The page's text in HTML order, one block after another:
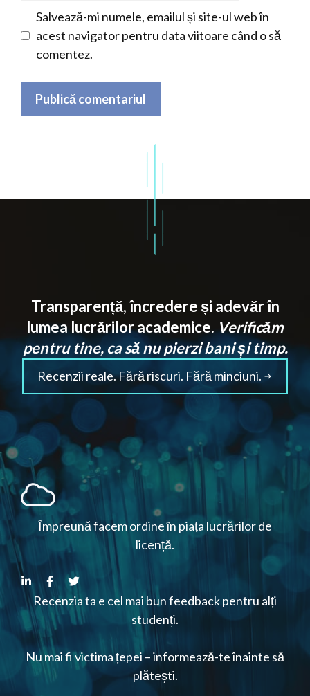
Salvează-mi numele, emailul și site-ul web în
acest navigator pentru data viitoare când o să
comentez.
Transparență, încredere și adevăr în
lumea lucrărilor academice. Verificăm
pentru tine, ca să nu pierzi bani și timp.
Recenzii reale. Fără riscuri. Fără minciuni.
Împreună facem ordine în piața lucrărilor de
licență.
Recenzia ta e cel mai bun feedback pentru alți
studenți.
Nu mai fi victima țepei – informează-te înainte să
plătești.